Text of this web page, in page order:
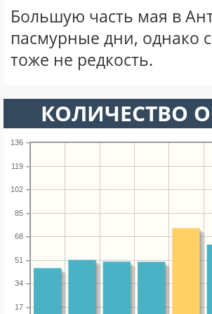
Большую часть мая в
пасмурные дни, однако
тоже не редкость.
КОЛИЧЕСТВО
17
34
51
68
85
102
119
136